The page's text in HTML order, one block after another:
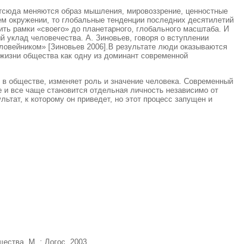
меняются образ мышления, мировоззрение, ценностные
то глобальные тенденции последних десятилетий
рамки «своего» до планетарного, глобального масштаба. И
человечества. А. Зиновьев, говоря о вступлении
[Зиновьев 2006].В результате люди оказываются
общества как одну из доминант современной
обществе, изменяет роль и значение человека. Современный
все чаще становится отдельная личность независимо от
к которому он приведет, но этот процесс запущен и
М. : Логос, 2003.